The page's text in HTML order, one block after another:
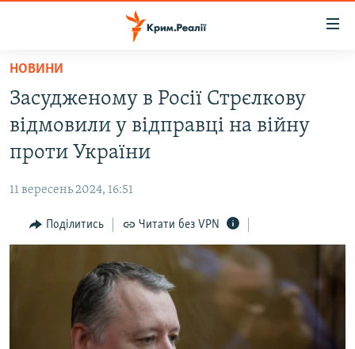
Перейти
основного
матеріалу
до
основної
навігації
Перейти
до
ВОДА.КРИМ
ВІДЕО ТА ФОТО
БЛОГИ
ПОГЛЯД
ВСЕ ЗА ДЕНЬ
СПЕЦПРОЕКТИ
ДЕПОРТАЦІЯ
ЯК ОБІЙТИ БЛОКУВАННЯ
НОВИНИ
Засудженому в Росії Стрєлкову
відмовили у відправці на війну
проти України
11 вересень 2024, 16:51
Поділитись Читати без VPN